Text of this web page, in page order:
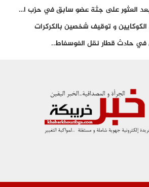
استنفار امني بعد العثور على جثة عضو سابق في حزب المصباح بالقنيطرة..
حادث قطار نقل الفوسفاط..